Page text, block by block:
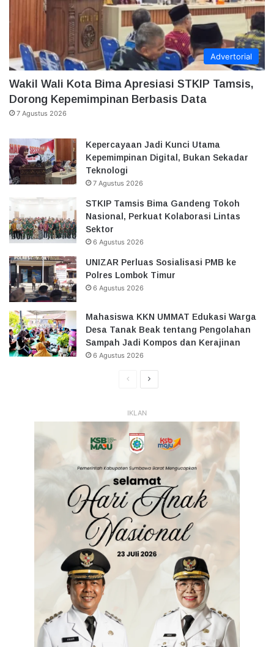
Advertorial
Wakil Wali Kota Bima Apresiasi STKIP Tamsis,
Dorong Kepemimpinan Berbasis Data
7 Agustus 2026
Kepercayaan Jadi Kunci Utama
Kepemimpinan Digital, Bukan Sekadar
Teknologi
7 Agustus 2026
STKIP Tamsis Bima Gandeng Tokoh
Nasional, Perkuat Kolaborasi Lintas
Sektor
6 Agustus 2026
UNIZAR Perluas Sosialisasi PMB ke
Polres Lombok Timur
6 Agustus 2026
Mahasiswa KKN UMMAT Edukasi Warga
Desa Tanak Beak tentang Pengolahan
Sampah Jadi Kompos dan Kerajinan
6 Agustus 2026
HalamanHalaman
IKLAN